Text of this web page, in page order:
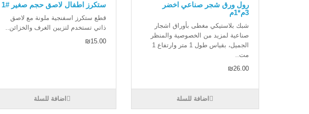
رول ورق شجر صناعي اخضر
3م*1م
شبك بلاستيكي مغطى بأوراق اشجار
صناعية لمزيد من الخصوصية والمنظر
الجميل، بقياس طول 1 متر وارتفاع 1
مت..
₪26.00
اضافة للسلة
ستكرز اطفال لاصق حجم صغير #1
قطع ستكرز اسفنجية ملونة مع لاصق
ذاتي تستخدم لتزيين الغرف والخزائن..
₪15.00
اضافة للسلة